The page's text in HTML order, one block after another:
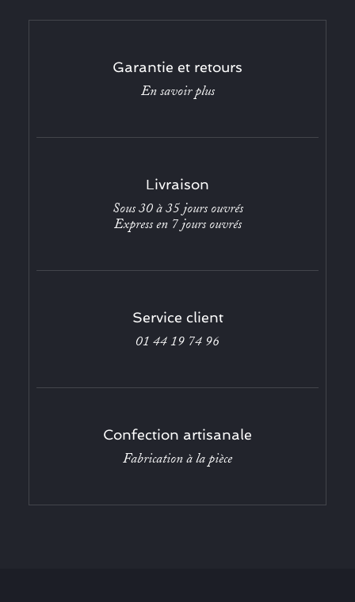
Garantie et retours
En savoir plus
Livraison
Sous 30 à 35 jours ouvrés
Express en 7 jours ouvrés
Service client
01 44 19 74 96
Confection artisanale
Fabrication à la pièce